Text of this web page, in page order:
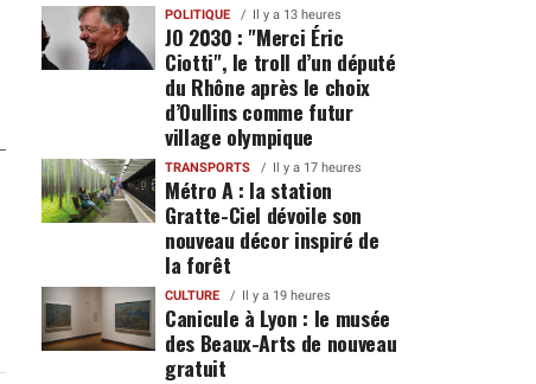
POLITIQUE Il y a 13 heures
JO 2030 : "Merci Éric
Ciotti", le troll d’un député
du Rhône après le choix
d’Oullins comme futur
village olympique
TRANSPORTS Il y a 17 heures
Métro A : la station
Gratte-Ciel dévoile son
nouveau décor inspiré de
la forêt
CULTURE Il y a 19 heures
Canicule à Lyon : le musée
des Beaux-Arts de nouveau
gratuit